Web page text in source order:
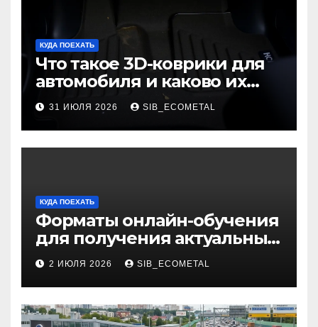
КУДА ПОЕХАТЬ
Что такое 3D-коврики для
автомобиля и каково их
основное назначение
31 ИЮЛЯ 2026 SIB_ECOMETAL
КУДА ПОЕХАТЬ
Форматы онлайн-обучения
для получения актуальных
профессий
2 ИЮЛЯ 2026 SIB_ECOMETAL